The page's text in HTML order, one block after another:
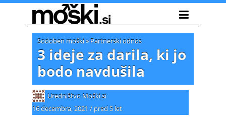
Sodoben moški» Partnerski odnos
3 ideje za darila, ki jo
bodo navdušila
Uredništvo Moški.si
16 decembra, 2021 / pred 5 let